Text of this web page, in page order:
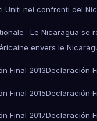
Uniti nei confronti del
: Le Nicaragua se
envers le
Final 2013Declaración
Final 2015Declaración
Final 2017Declaración